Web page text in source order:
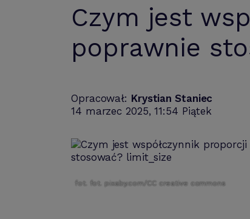
Czym jest
poprawnie
Opracował: Krystian Staniec
14 marzec 2025, 11:54 Piątek
fot. fot. pixaby.com/CC creative commons